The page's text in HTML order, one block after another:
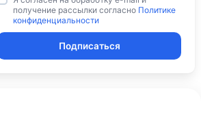
получение рассылки согласно Политике
конфиденциальности
Подписаться